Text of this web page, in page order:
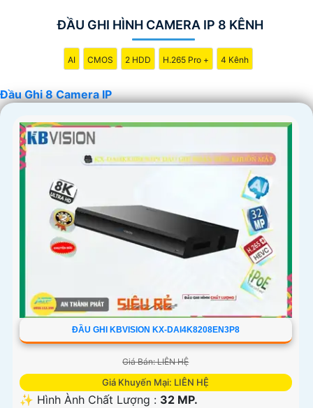
được sự lựa chọn tốt nhất!
ĐẦU GHI HÌNH CAMERA IP 8 KÊNH
AI CMOS 2 HDD H.265 Pro + 4 Kênh
Đầu Ghi 8 Camera IP
ĐẦU GHI KBVISION KX-DAI4K8208EN3P8
Giá Bán: LIÊN HỆ
Giá Khuyến Mại: LIÊN HỆ
✨ Hình Ành Chất Lượng : 32 MP.